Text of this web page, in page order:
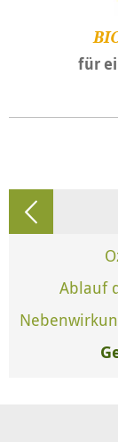
für
Ablauf